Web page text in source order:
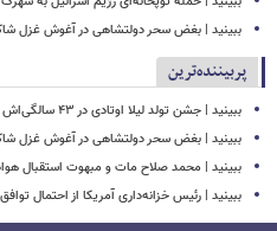
ببینید | بغض سحر دولتشاهی در آغوش غزل
پربیننده‌ترین
ببینید | جشن تولد لیلا اوتادی در ۴۳ سالگی‌اش با یک سورپرایز
ببینید | بغض سحر دولتشاهی در آغوش غزل
ببینید | محمد صلاح مات و مبهوت استقبال
ببینید | رئیس خزانه‌داری آمریکا از احتمال